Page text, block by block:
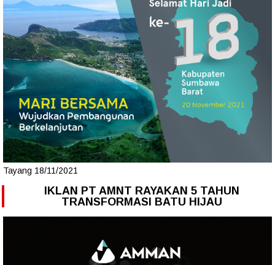
Tayang 18/11/2021
IKLAN PT AMNT RAYAKAN 5 TAHUN
TRANSFORMASI BATU HIJAU